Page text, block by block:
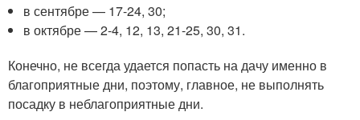
в сентябре — 17-24, 30;
в октябре — 2-4, 12, 13, 21-25, 30, 31.
Конечно, не всегда удается попасть на дачу именно в
благоприятные дни, поэтому, главное, не выполнять
посадку в неблагоприятные дни.